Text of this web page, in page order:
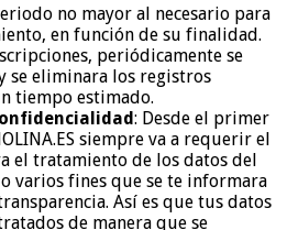
no mayor al necesario para
en función de su finalidad.
periódicamente se
se eliminara los registros
tiempo estimado.
: Desde el primer
siempre va a requerir el
el tratamiento de los datos del
o varios fines que se te informara
Así es que tus datos
de manera que se